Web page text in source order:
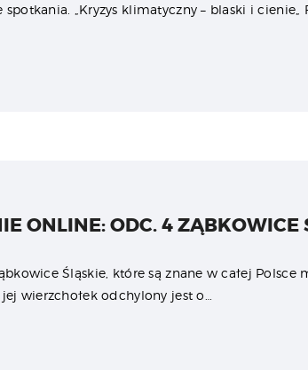
„Kryzys klimatyczny – blaski i cienie„
ONLINE: ODC. 4 ZĄBKOWICE
Śląskie, które są znane w całej Polsce
wierzchołek odchylony jest o…